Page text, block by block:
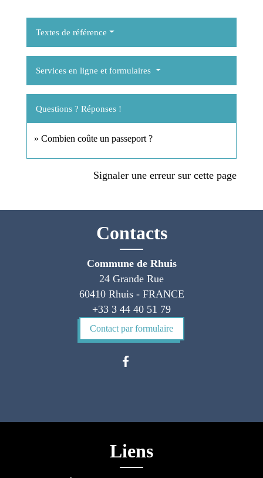
Textes de référence
Services en ligne et formulaires
Questions ? Réponses !
Combien coûte un passeport ?
Signaler une erreur sur cette page
Contacts
Commune de Rhuis
24 Grande Rue
60410 Rhuis - FRANCE
+33 3 44 40 51 79
Contact par formulaire
Liens